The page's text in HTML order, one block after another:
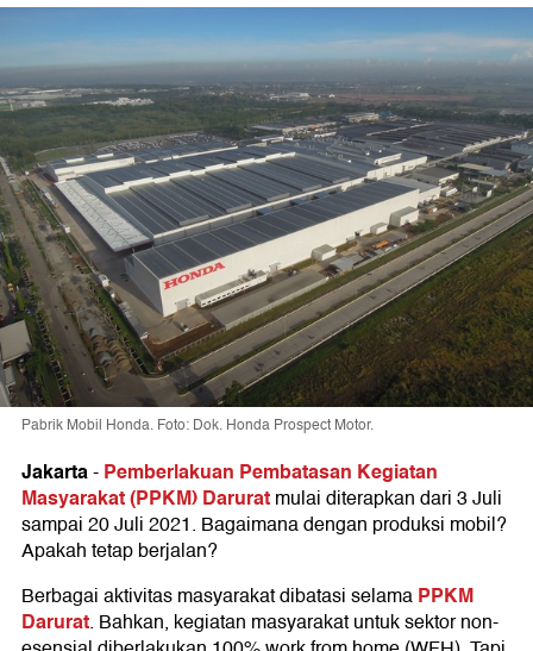
Pabrik Mobil Honda. Foto: Dok. Honda Prospect Motor.
Jakarta-Pemberlakuan Pembatasan Kegiatan
Masyarakat (PPKM) Daruratmulai diterapkan dari 3 Juli
sampai 20 Juli 2021. Bagaimana dengan produksi mobil?
Apakah tetap berjalan?
Berbagai aktivitas masyarakat dibatasi selamaPPKM
Darurat. Bahkan, kegiatan masyarakat untuk sektor non-